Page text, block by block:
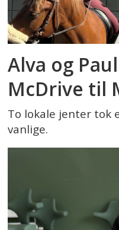
Alva og
McDrive til
To lokale jenter tok
vanlige.